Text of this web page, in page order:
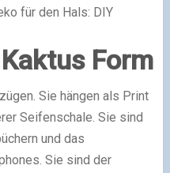
für den Hals: DIY
Form
Sie hängen als Print
Seifenschale. Sie sind
und das
Sie sind der